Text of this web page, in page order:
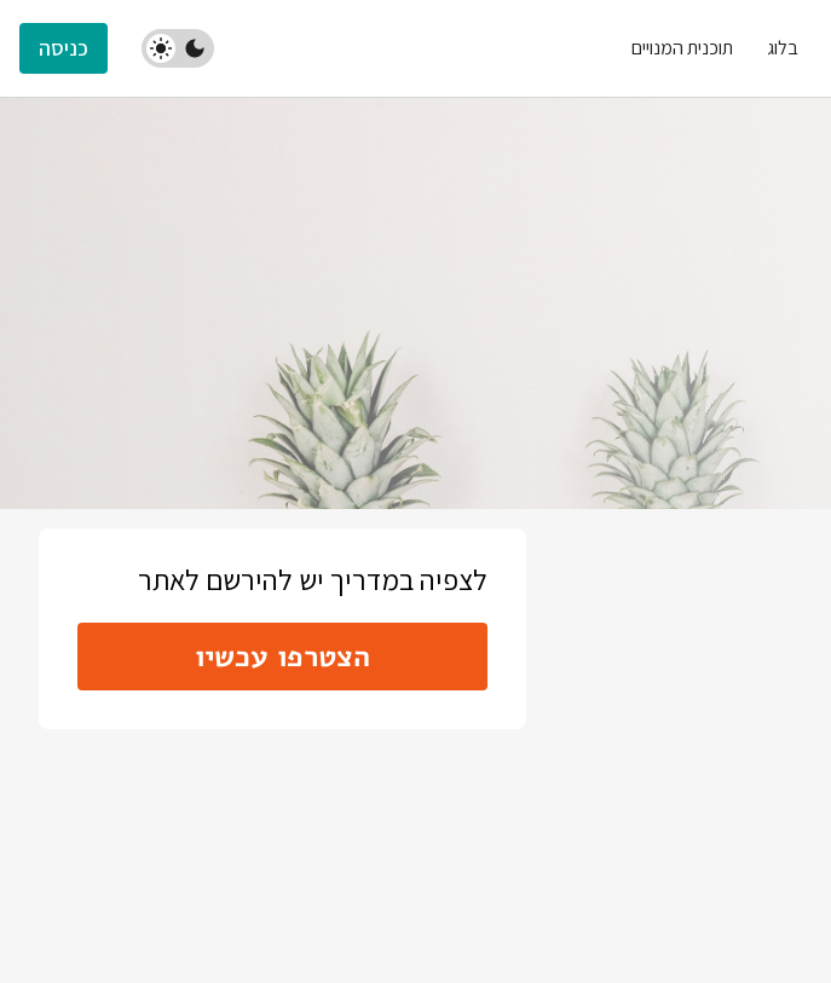
בלוג תוכנית המנויים כניסה
לצפיה במדריך יש להירשם לאתר
הצטרפו עכשיו